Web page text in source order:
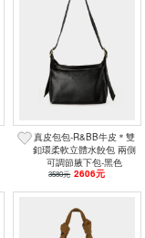
真皮包包-R&BB牛皮＊雙
釦環柔軟立體水餃包 兩側
可調節腋下包-黑色
3580元 2606元